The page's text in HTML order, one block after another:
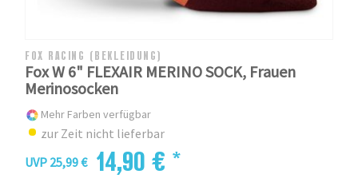
FOX RACING (BEKLEIDUNG)
Fox W 6" FLEXAIR MERINO SOCK, Frauen
Merinosocken
Mehr Farben verfügbar
zur Zeit nicht lieferbar
UVP 25,99 € 14,90 € *